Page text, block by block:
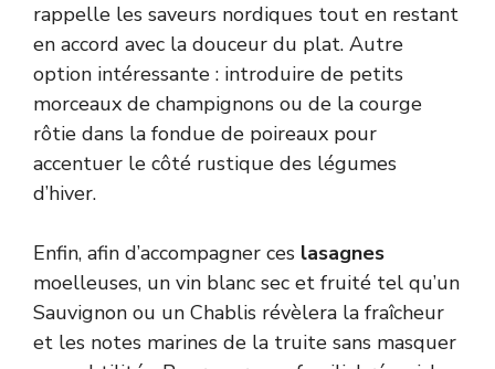
rappelle les saveurs nordiques tout en restant
en accord avec la douceur du plat. Autre
option intéressante : introduire de petits
morceaux de champignons ou de la courge
rôtie dans la fondue de poireaux pour
accentuer le côté rustique des légumes
d’hiver.
Enfin, afin d’accompagner ces lasagnes
moelleuses, un vin blanc sec et fruité tel qu’un
Sauvignon ou un Chablis révèlera la fraîcheur
et les notes marines de la truite sans masquer